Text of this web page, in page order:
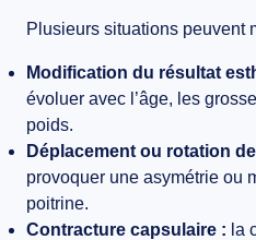
Plusieurs situations peuvent
Modification du résultat
évoluer avec l’âge, les
poids.
Déplacement ou rotation
provoquer une asymétrie ou
poitrine.
Contracture capsulaire : la